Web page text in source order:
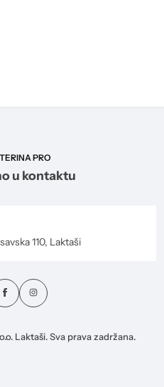
PRO
u kontaktu
110, Laktaši
Laktaši. Sva prava zadržana.